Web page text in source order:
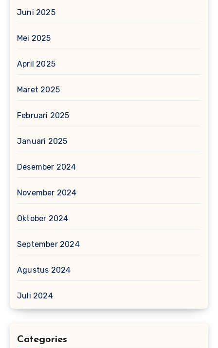
Juni 2025
Mei 2025
April 2025
Maret 2025
Februari 2025
Januari 2025
Desember 2024
November 2024
Oktober 2024
September 2024
Agustus 2024
Juli 2024
Categories